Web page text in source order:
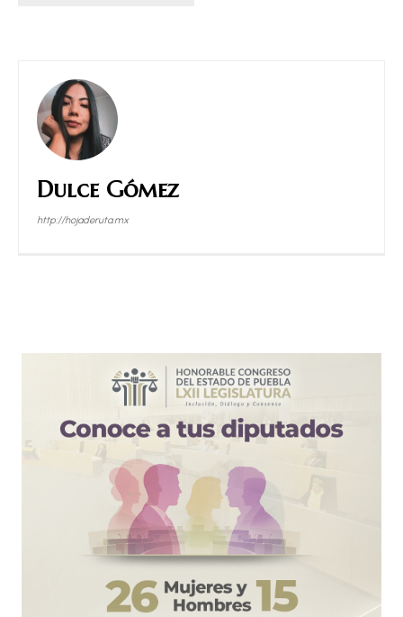
Dulce Gómez
http://hojaderuta.mx